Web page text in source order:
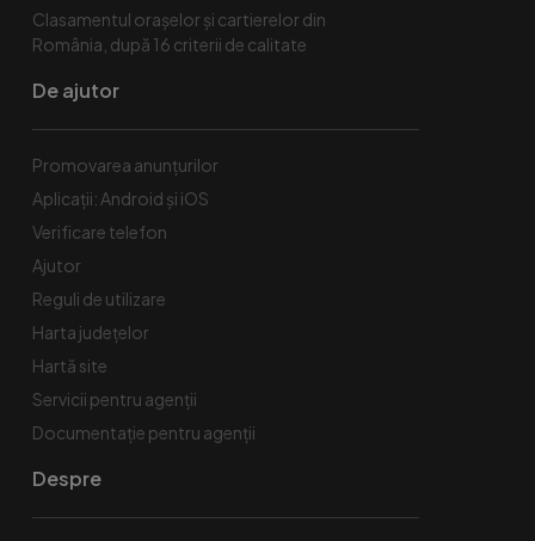
Clasamentul orașelor și cartierelor din
România, după 16 criterii de calitate
De ajutor
Promovarea anunțurilor
Aplicații: Android și iOS
Verificare telefon
Ajutor
Reguli de utilizare
Harta județelor
Hartă site
Servicii pentru agenții
Documentație pentru agenții
Despre